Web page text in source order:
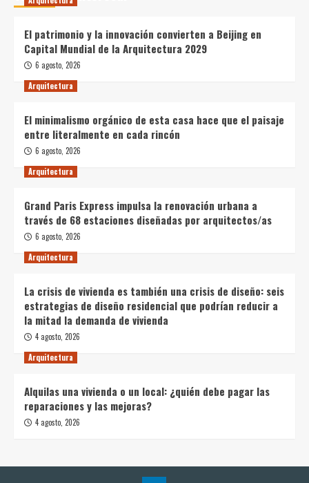
El patrimonio y la innovación convierten a Beijing en
Capital Mundial de la Arquitectura 2029
6 agosto, 2026
Arquitectura
El minimalismo orgánico de esta casa hace que el paisaje
entre literalmente en cada rincón
6 agosto, 2026
Arquitectura
Grand Paris Express impulsa la renovación urbana a
través de 68 estaciones diseñadas por arquitectos/as
6 agosto, 2026
Arquitectura
La crisis de vivienda es también una crisis de diseño: seis
estrategias de diseño residencial que podrían reducir a
la mitad la demanda de vivienda
4 agosto, 2026
Arquitectura
Alquilas una vivienda o un local: ¿quién debe pagar las
reparaciones y las mejoras?
4 agosto, 2026